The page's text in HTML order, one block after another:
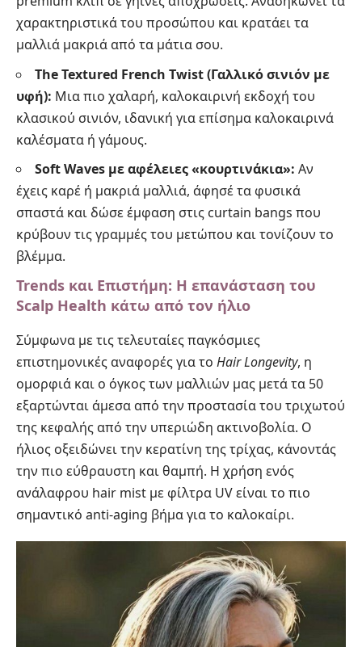
χαρακτηριστικά του προσώπου και κρατάει τα
μαλλιά μακριά από τα μάτια σου.
The Textured French Twist (Γαλλικό σινιόν με
υφή): Μια πιο χαλαρή, καλοκαιρινή εκδοχή του
κλασικού σινιόν, ιδανική για επίσημα καλοκαιρινά
καλέσματα ή γάμους.
Soft Waves με αφέλειες «κουρτινάκια»: Αν
έχεις καρέ ή μακριά μαλλιά, άφησέ τα φυσικά
σπαστά και δώσε έμφαση στις curtain bangs που
κρύβουν τις γραμμές του μετώπου και τονίζουν το
βλέμμα.
Trends και Επιστήμη: Η επανάσταση του
Scalp Health κάτω από τον ήλιο
Σύμφωνα με τις τελευταίες παγκόσμιες
επιστημονικές αναφορές για το Hair Longevity, η
ομορφιά και ο όγκος των μαλλιών μας μετά τα 50
εξαρτώνται άμεσα από την προστασία του τριχωτού
της κεφαλής από την υπεριώδη ακτινοβολία. Ο
ήλιος οξειδώνει την κερατίνη της τρίχας, κάνοντάς
την πιο εύθραυστη και θαμπή. Η χρήση ενός
ανάλαφρου hair mist με φίλτρα UV είναι το πιο
σημαντικό anti-aging βήμα για το καλοκαίρι.